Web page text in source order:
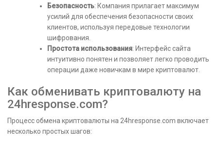
Безопасность: Компания прилагает максимум
усилий для обеспечения безопасности своих
клиентов, используя передовые технологии
шифрования.
Простота использования: Интерфейс сайта
интуитивно понятен и позволяет легко проводить
операции даже новичкам в мире криптовалют.
Как обменивать криптовалюту на
24hresponse.com?
Процесс обмена криптовалюты на 24hresponse.com включает
несколько простых шагов: